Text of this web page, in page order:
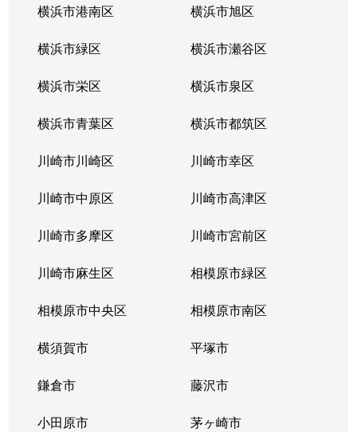
横浜市港南区 横浜市旭区
横浜市緑区 横浜市瀬谷区
横浜市栄区 横浜市泉区
横浜市青葉区 横浜市都筑区
川崎市川崎区 川崎市幸区
川崎市中原区 川崎市高津区
川崎市多摩区 川崎市宮前区
川崎市麻生区 相模原市緑区
相模原市中央区 相模原市南区
横須賀市 平塚市
鎌倉市 藤沢市
小田原市 茅ヶ崎市